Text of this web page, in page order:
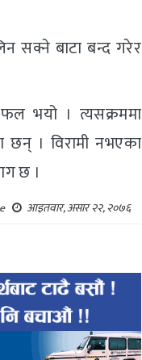
सक्ने बाटा बन्द गरेर
भयो । त्यसक्रममा
छन् । विरामी नभएका
छ ।
आइतवार, असार २२, २०७६